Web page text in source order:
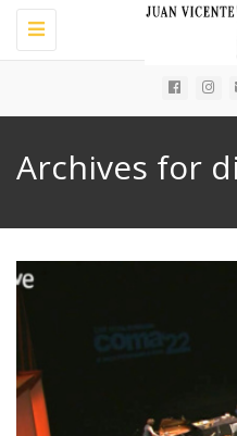
Toggle
navigation
Archives for